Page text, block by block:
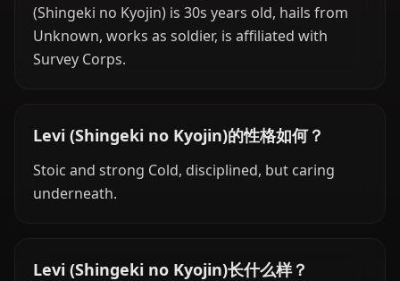
(Shingeki no Kyojin) is 30s years old, hails from
Unknown, works as soldier, is affiliated with
Survey Corps.
Levi (Shingeki no Kyojin)的性格如何？
Stoic and strong Cold, disciplined, but caring
underneath.
Levi (Shingeki no Kyojin)长什么样？